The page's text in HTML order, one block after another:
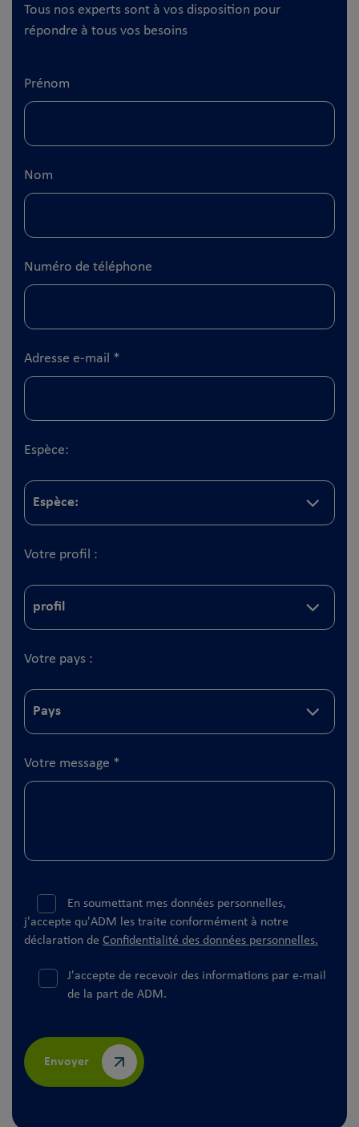
Tous nos experts sont à vos disposition pour
répondre à tous vos besoins
Prénom
Nom
Numéro de téléphone
Adresse e-mail *
Espèce:
Votre profil :
Votre pays :
Votre message *
En soumettant mes données personnelles,
j'accepte qu'ADM les traite conformément à notre
déclaration de Confidentialité des données personnelles.
J'accepte de recevoir des informations par e-mail
de la part de ADM.
Envoyer